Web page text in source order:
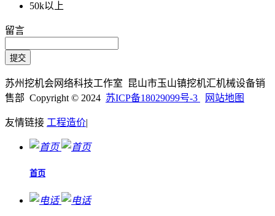
50k以上
留言
苏州挖机会网络科技工作室 昆山市玉山镇挖机汇机械设备销
售部 Copyright © 2024 苏ICP备18029099号-3 网站地图
友情链接 工程造价|
首页